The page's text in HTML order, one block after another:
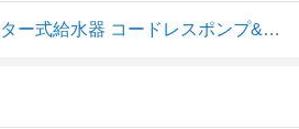
ジェックス ピュアクリスタル グラッシーR 犬用 1.5L フィルター式給水器 コードレスポンプ&タンク USB電源 静音 フィルター付き